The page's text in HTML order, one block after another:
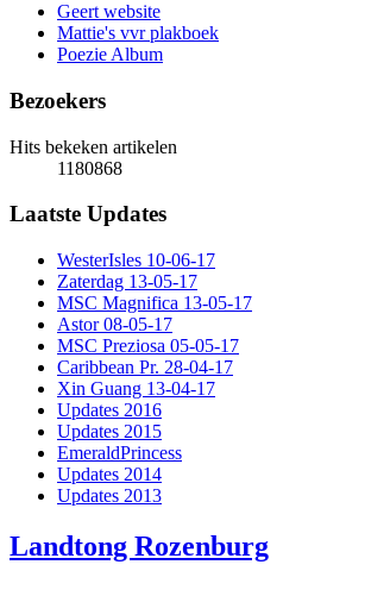
Geert website
Mattie's vvr plakboek
Poezie Album
Bezoekers
Hits bekeken artikelen
1180868
Laatste Updates
WesterIsles 10-06-17
Zaterdag 13-05-17
MSC Magnifica 13-05-17
Astor 08-05-17
MSC Preziosa 05-05-17
Caribbean Pr. 28-04-17
Xin Guang 13-04-17
Updates 2016
Updates 2015
EmeraldPrincess
Updates 2014
Updates 2013
Landtong Rozenburg